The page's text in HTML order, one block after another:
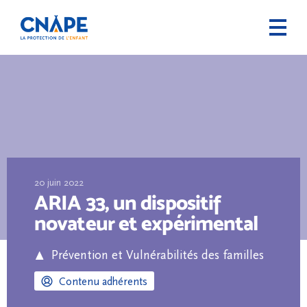
20 juin 2022
ARIA 33, un dispositif
novateur et expérimental
Prévention et Vulnérabilités des familles
Contenu adhérents